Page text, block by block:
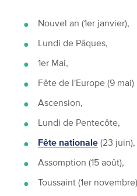
Nouvel an (1er janvier),
Lundi de Pâques,
1er Mai,
Fête de l'Europe (9 mai)
Ascension,
Lundi de Pentecôte,
Fête nationale (23 juin),
Assomption (15 août),
Toussaint (1er